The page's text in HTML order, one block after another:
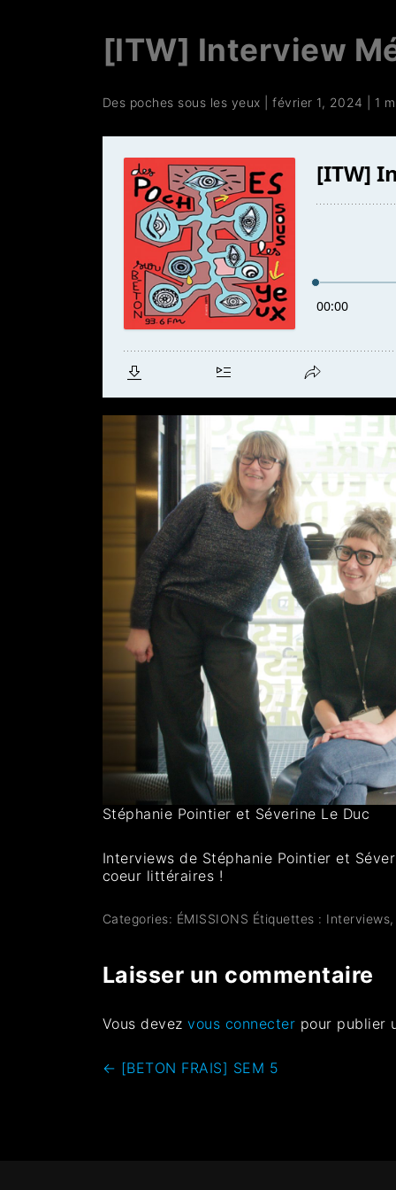
[ITW] Interview
Des poches sous les yeux |février 1, 2024 1
Stéphanie Pointier et Séverine Le Duc
Interviews de Stéphanie Pointier et
coeur littéraires !
Categories: ÉMISSIONS Étiquettes : Interviews
Laisser un commentaire
Vous devezvous connecter pour publier
← [BETON FRAIS] SEM 5